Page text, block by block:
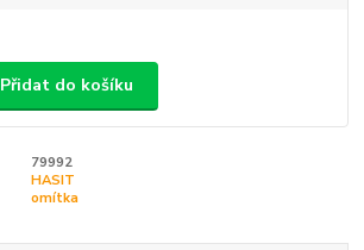
Přidat do košíku
79992
HASIT
omítka